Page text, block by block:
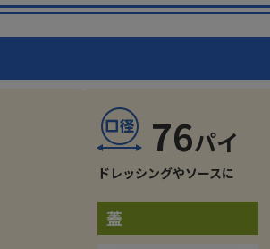
76
ドレッシングやソースに
蓋